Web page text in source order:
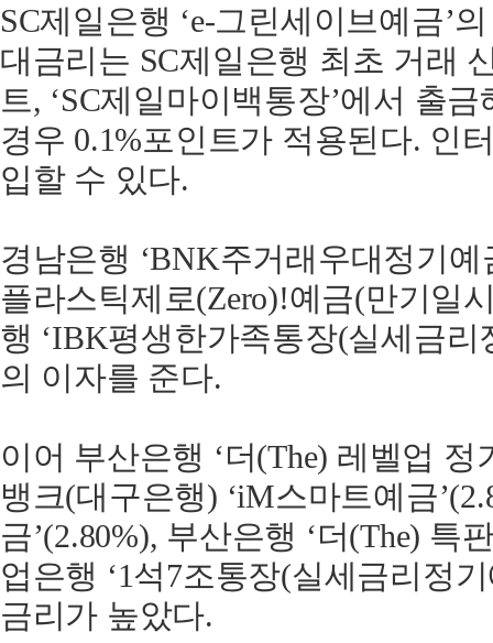
SC제일은행 ‘e-그린세이브예금’
대금리는 SC제일은행 최초 거래
트, ‘SC제일마이백통장’에서 출
경우 0.1%포인트가 적용된다. 인
입할 수 있다.
경남은행 ‘BNK주거래우대정기예
플라스틱제로(Zero)!예금(만기일
행 ‘IBK평생한가족통장(실세금리
의 이자를 준다.
이어 부산은행 ‘더(The) 레벨업 정
뱅크(대구은행) ‘iM스마트예금
금’(2.80%), 부산은행 ‘더(The) 특
업은행 ‘1석7조통장(실세금리정
금리가 높았다.